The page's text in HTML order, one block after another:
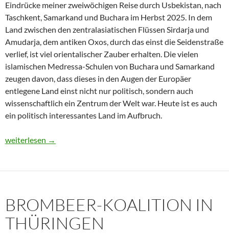
Eindrücke meiner zweiwöchigen Reise durch Usbekistan, nach
Taschkent, Samarkand und Buchara im Herbst 2025. In dem
Land zwischen den zentralasiatischen Flüssen Sirdarja und
Amudarja, dem antiken Oxos, durch das einst die Seidenstraße
verlief, ist viel orientalischer Zauber erhalten. Die vielen
islamischen Medressa-Schulen von Buchara und Samarkand
zeugen davon, dass dieses in den Augen der Europäer
entlegene Land einst nicht nur politisch, sondern auch
wissenschaftlich ein Zentrum der Welt war. Heute ist es auch
ein politisch interessantes Land im Aufbruch.
Usbekistan 2025: Unterwegs in einem Land im Aufbruch
weiterlesen →
BROMBEER-KOALITION IN
THÜRINGEN